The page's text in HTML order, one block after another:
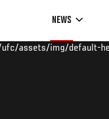
NEWS
assets/img/default-